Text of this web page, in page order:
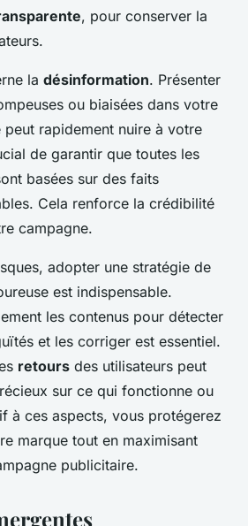
, pour conserver la
la désinformation. Présenter
ou biaisées dans votre
rapidement nuire à votre
de garantir que toutes les
basées sur des faits
Cela renforce la crédibilité
campagne.
adopter une stratégie de
est indispensable.
les contenus pour détecter
et les corriger est essentiel.
retours des utilisateurs peut
sur ce qui fonctionne ou
à ces aspects, vous protégerez
marque tout en maximisant
publicitaire.